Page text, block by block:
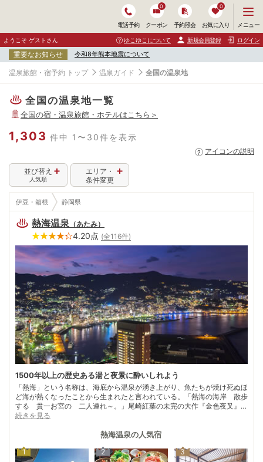
電話予約 クーポン
0
予約照会 お気に入り
0
ニ
ュ
ー
開
メニュー
ようこそ ゲストさん ゆこゆこについて 新規会員登録 ログイン
重要なお知らせ 令和8年熊本地震について
温泉旅館・宿予約 トップ 温泉ガイド 全国の温泉地
全国の温泉地一覧
全国の宿・温泉旅館・ホテルはこちら＞
1,303 件中 1〜30件を表示
アイコンの説明
エリア・
条件変更
並び替え
人気順
伊豆・箱根 静岡県
熱海温泉 （あたみ）
4.20点 (全116件)
1500年以上の歴史ある湯と夜景に酔いしれよう
「熱海」という名称は、海底から温泉が湧き上がり、魚たちが焼け死ぬほ
ど海が熱くなったことから生まれたと言われている。「熱海の海岸 散歩
する 貫一お宮の 二人連れ～。」尾崎紅葉の未完の大作『金色夜叉』で
も有名な熱海は、1500年以上の歴史を誇る温泉地。かつては徳川家康、8
はしばしばこの地で重要な会議を持ったという。現在は、再び熱海の原点
がら、名物温泉まんじゅうを味わうのもまた一興。疲れた体は、少ししょ
続きを見る
熱海温泉の人気宿
1 2 3